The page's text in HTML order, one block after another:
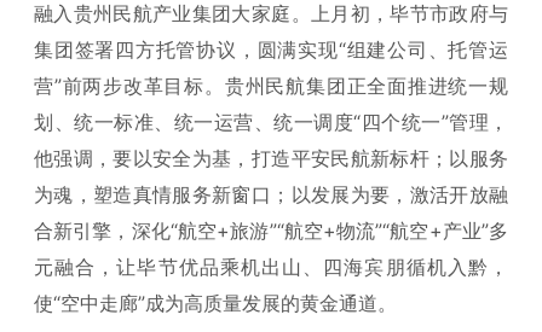
融入贵州民航产业集团大家庭。上月初，毕节市政府与
集团签署四方托管协议，圆满实现“组建公司、托管运
营”前两步改革目标。贵州民航集团正全面推进统一规
划、统一标准、统一运营、统一调度“四个统一”管理，
他强调，要以安全为基，打造平安民航新标杆；以服务
为魂，塑造真情服务新窗口；以发展为要，激活开放融
合新引擎，深化“航空+旅游”“航空+物流”“航空+产业”多
元融合，让毕节优品乘机出山、四海宾朋循机入黔，
使“空中走廊”成为高质量发展的黄金通道。